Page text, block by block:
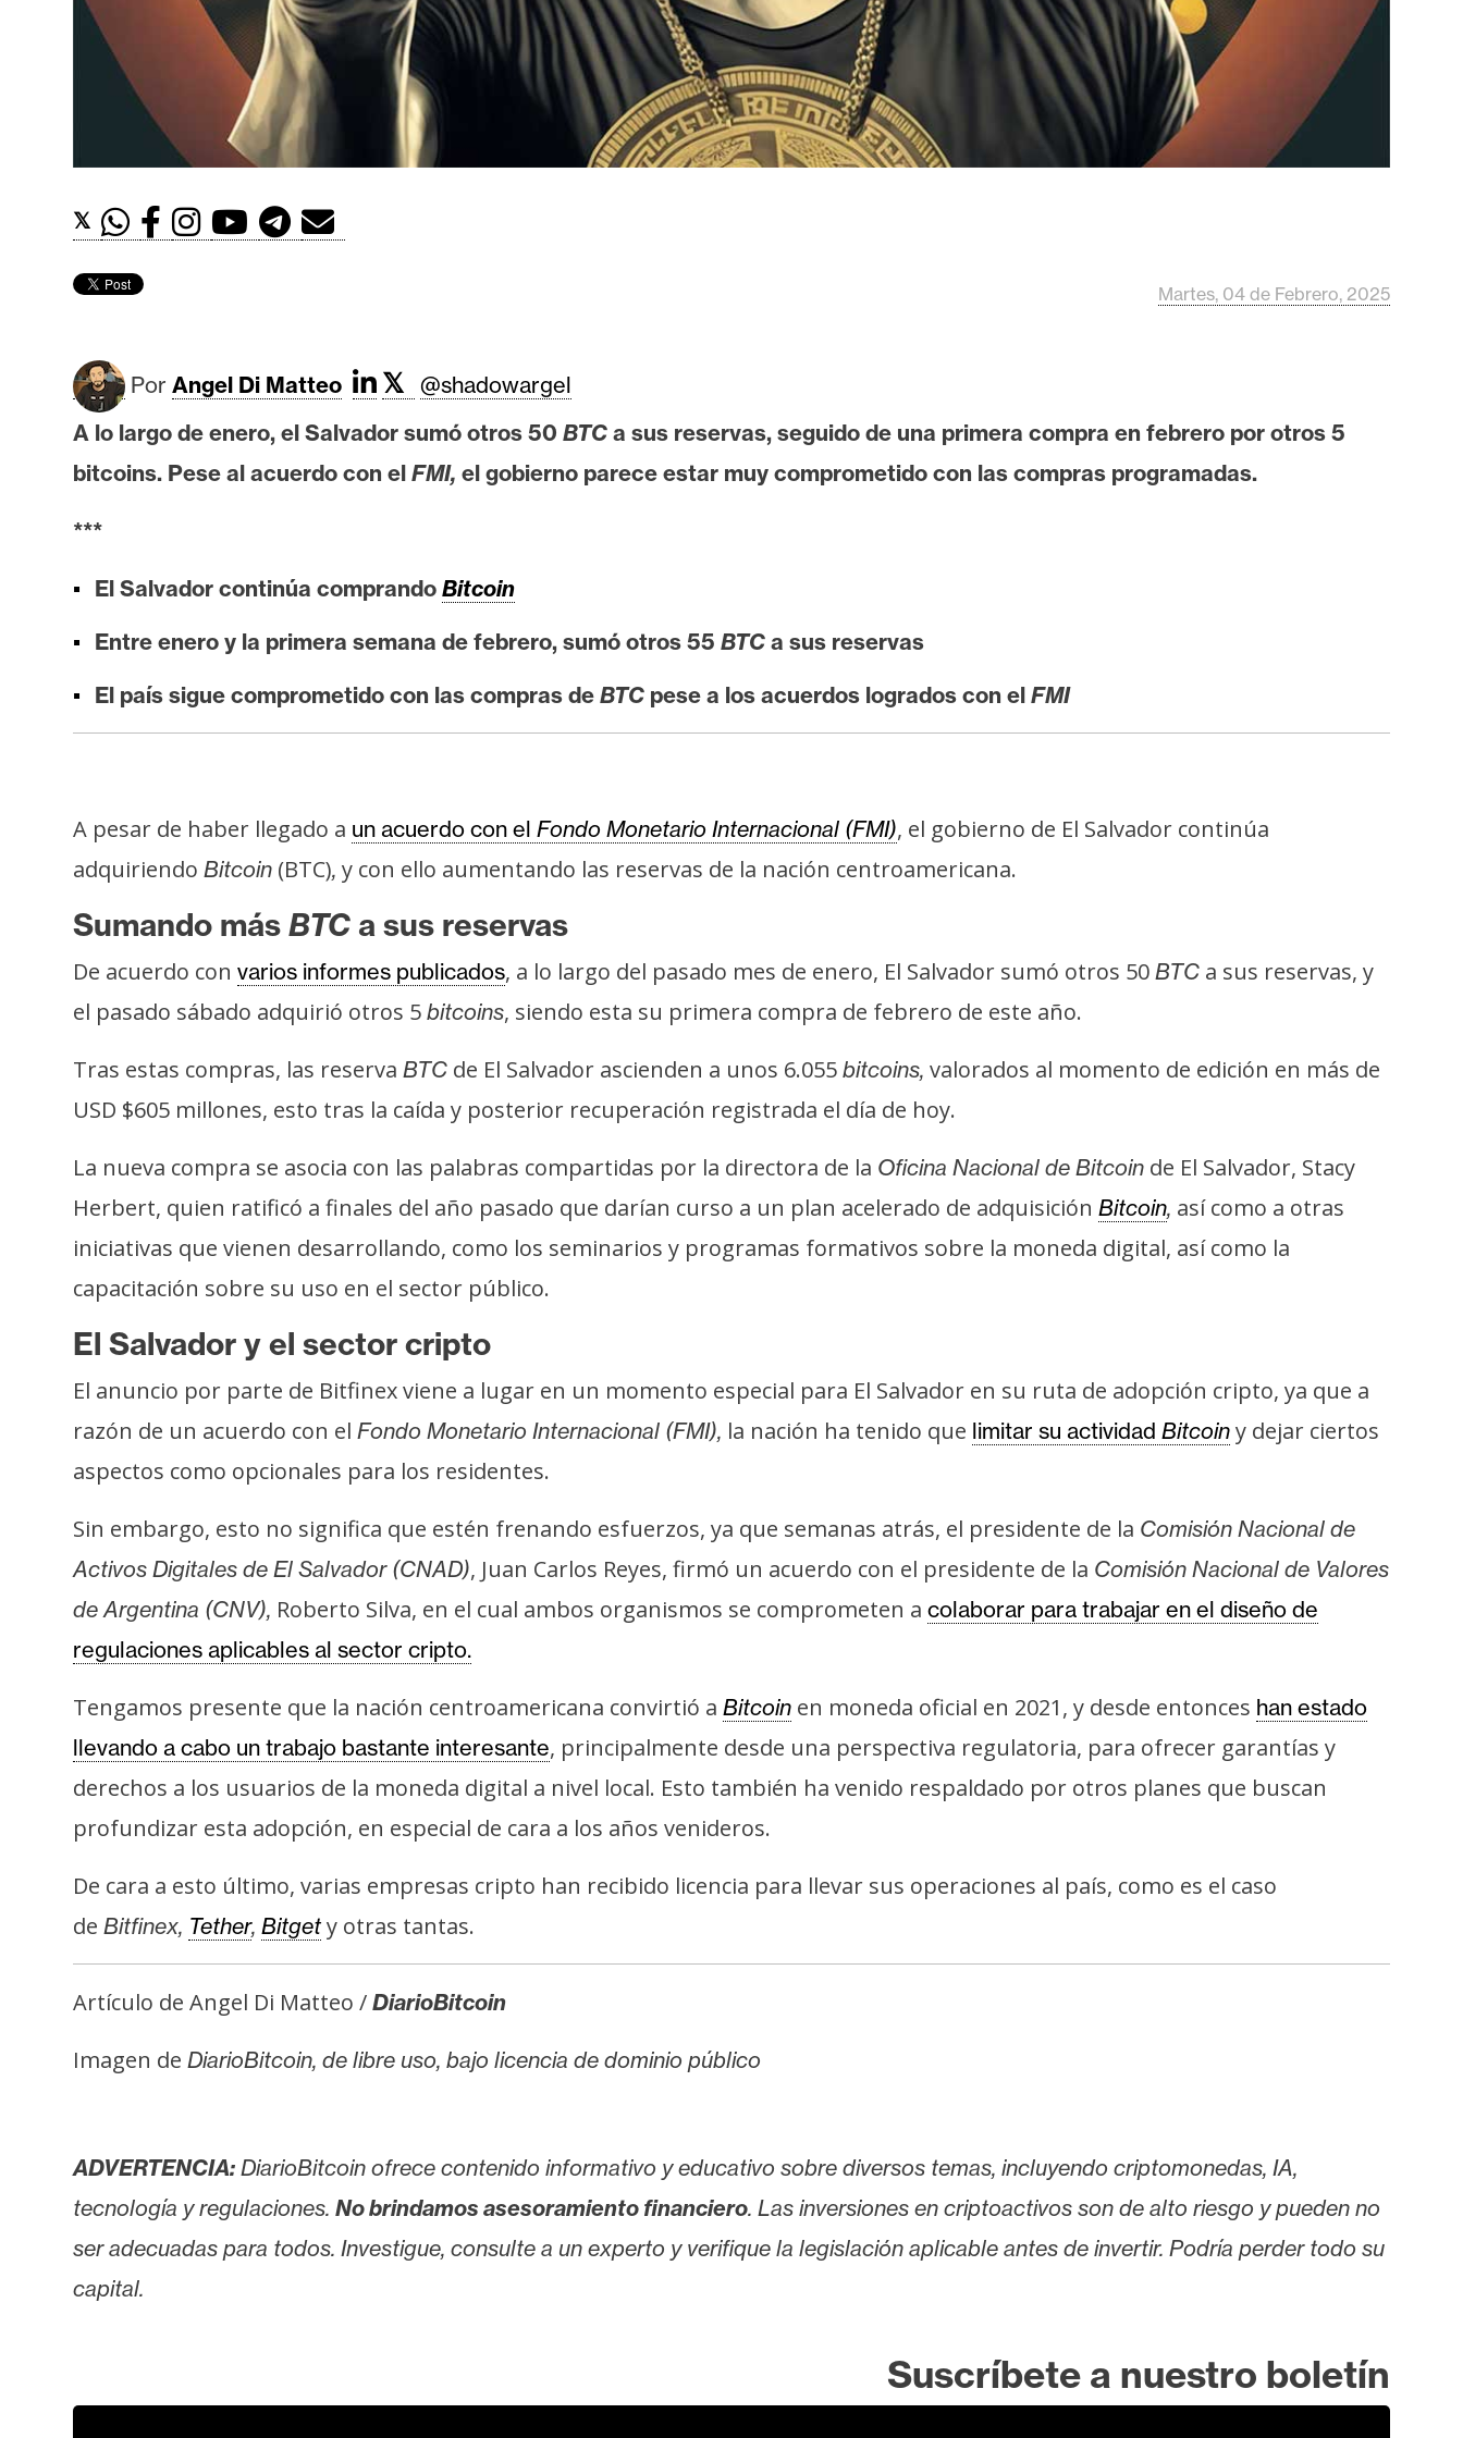
u
I
A
n
á
l
s
s
o
t
e
P
e
n
a
T
e
s
R
c
u
s
o
C
o
t
a
c
t
o
P
b
l
i
a
𝕏
Martes, 04 de Febrero, 2025
Por Angel Di Matteo 𝕏 @shadowargel
A lo largo de enero, el Salvador sumó otros 50 BTC a sus reservas, seguido de una primera compra en febrero por otros 5
bitcoins. Pese al acuerdo con el FMI, el gobierno parece estar muy comprometido con las compras programadas.
***
El Salvador continúa comprando Bitcoin
Entre enero y la primera semana de febrero, sumó otros 55 BTC a sus reservas
El país sigue comprometido con las compras de BTC pese a los acuerdos logrados con el FMI
A pesar de haber llegado a un acuerdo con el Fondo Monetario Internacional (FMI), el gobierno de El Salvador continúa
adquiriendo Bitcoin (BTC), y con ello aumentando las reservas de la nación centroamericana.
Sumando más BTC a sus reservas
De acuerdo con varios informes publicados, a lo largo del pasado mes de enero, El Salvador sumó otros 50 BTC a sus reservas, y
el pasado sábado adquirió otros 5 bitcoins, siendo esta su primera compra de febrero de este año.
Tras estas compras, las reserva BTC de El Salvador ascienden a unos 6.055 bitcoins, valorados al momento de edición en más de
USD $605 millones, esto tras la caída y posterior recuperación registrada el día de hoy.
La nueva compra se asocia con las palabras compartidas por la directora de la Oficina Nacional de Bitcoin de El Salvador, Stacy
Herbert, quien ratificó a finales del año pasado que darían curso a un plan acelerado de adquisición Bitcoin, así como a otras
iniciativas que vienen desarrollando, como los seminarios y programas formativos sobre la moneda digital, así como la
capacitación sobre su uso en el sector público.
El Salvador y el sector cripto
El anuncio por parte de Bitfinex viene a lugar en un momento especial para El Salvador en su ruta de adopción cripto, ya que a
razón de un acuerdo con el Fondo Monetario Internacional (FMI), la nación ha tenido que limitar su actividad Bitcoin y dejar ciertos
aspectos como opcionales para los residentes.
Sin embargo, esto no significa que estén frenando esfuerzos, ya que semanas atrás, el presidente de la Comisión Nacional de
Activos Digitales de El Salvador (CNAD), Juan Carlos Reyes, firmó un acuerdo con el presidente de la Comisión Nacional de Valores
de Argentina (CNV), Roberto Silva, en el cual ambos organismos se comprometen a colaborar para trabajar en el diseño de
regulaciones aplicables al sector cripto.
Tengamos presente que la nación centroamericana convirtió a Bitcoin en moneda oficial en 2021, y desde entonces han estado
llevando a cabo un trabajo bastante interesante, principalmente desde una perspectiva regulatoria, para ofrecer garantías y
derechos a los usuarios de la moneda digital a nivel local. Esto también ha venido respaldado por otros planes que buscan
profundizar esta adopción, en especial de cara a los años venideros.
De cara a esto último, varias empresas cripto han recibido licencia para llevar sus operaciones al país, como es el caso
de Bitfinex, Tether, Bitget y otras tantas.
Artículo de Angel Di Matteo / DiarioBitcoin
Imagen de DiarioBitcoin, de libre uso, bajo licencia de dominio público
ADVERTENCIA: DiarioBitcoin ofrece contenido informativo y educativo sobre diversos temas, incluyendo criptomonedas, IA,
tecnología y regulaciones. No brindamos asesoramiento financiero. Las inversiones en criptoactivos son de alto riesgo y pueden no
ser adecuadas para todos. Investigue, consulte a un experto y verifique la legislación aplicable antes de invertir. Podría perder todo su
capital.
Suscríbete a nuestro boletín